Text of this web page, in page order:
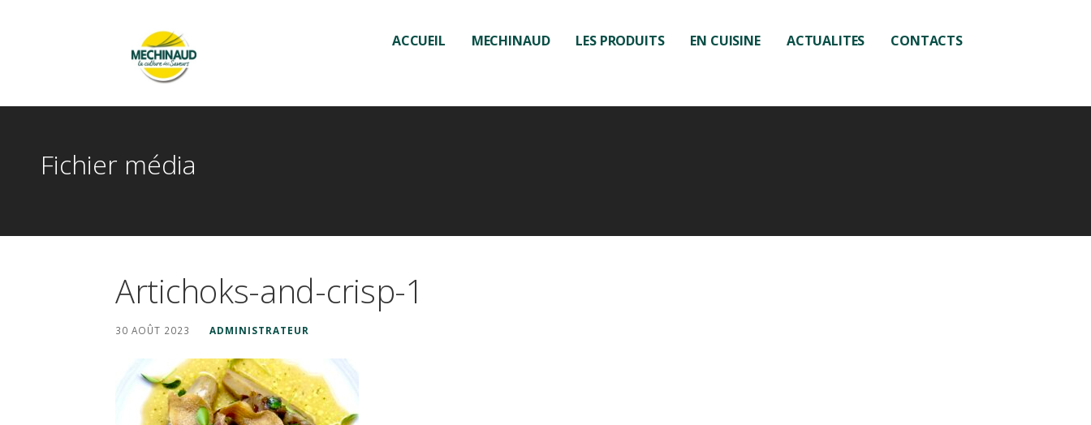
Méchinaud
ACCUEIL MECHINAUD LES PRODUITS EN CUISINE ACTUALITES CONTACTS
Fichier média
Artichoks-and-crisp-1
30 AOÛT 2023 ADMINISTRATEUR